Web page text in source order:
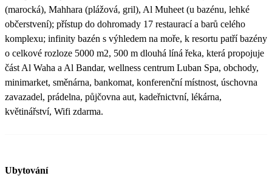
(marocká), Mahhara (plážová, gril), Al Muheet (u bazénu, lehké
občerstvení); přístup do dohromady 17 restaurací a barů celého
komplexu; infinity bazén s výhledem na moře, k resortu patří bazény
o celkové rozloze 5000 m2, 500 m dlouhá líná řeka, která propojuje
část Al Waha a Al Bandar, wellness centrum Luban Spa, obchody,
minimarket, směnárna, bankomat, konferenční místnost, úschovna
zavazadel, prádelna, půjčovna aut, kadeřnictvní, lékárna,
květinářství, Wifi zdarma.
Ubytování